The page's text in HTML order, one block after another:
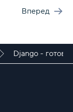
Вперед
Django -